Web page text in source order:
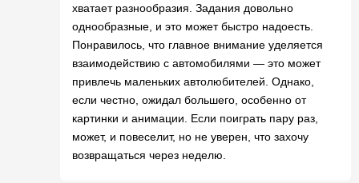
хватает разнообразия. Задания довольно
однообразные, и это может быстро надоесть.
Понравилось, что главное внимание уделяется
взаимодействию с автомобилями — это может
привлечь маленьких автолюбителей. Однако,
если честно, ожидал большего, особенно от
картинки и анимации. Если поиграть пару раз,
может, и повеселит, но не уверен, что захочу
возвращаться через неделю.